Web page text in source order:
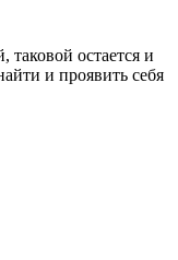
остается и
и проявить себя